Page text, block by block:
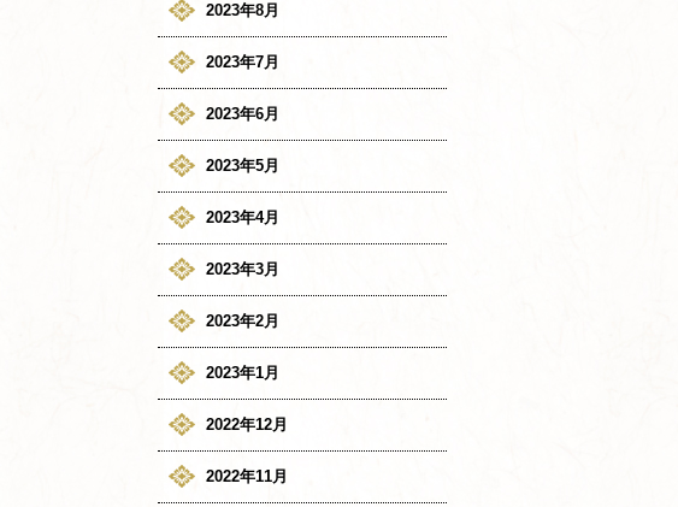
2023年8月
2023年7月
2023年6月
2023年5月
2023年4月
2023年3月
2023年2月
2023年1月
2022年12月
2022年11月